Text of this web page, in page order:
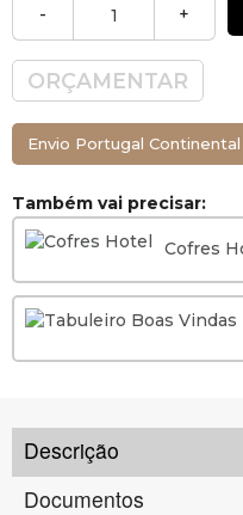
- +
ORÇAMENTAR
Envio Portugal
Também vai precisar:
Cofres
Descrição
Documentos